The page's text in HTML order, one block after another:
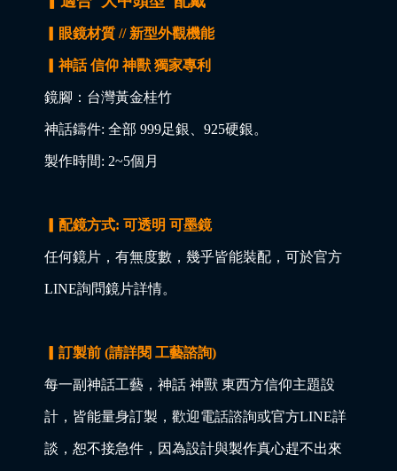
▎眼鏡材質 // 新型外觀機能
▎神話 信仰 神獸 獨家專利
鏡腳：台灣黃金桂竹
神話鑄件: 全部 999足銀、925硬銀。
製作時間: 2~5個月
▎配鏡方式: 可透明 可墨鏡
任何鏡片，有無度數，幾乎皆能裝配，可於官方
LINE詢問鏡片詳情。
▎訂製前 (請詳閱 工藝諮詢)
每一副神話工藝，神話 神獸 東西方信仰主題設
計，皆能量身訂製，歡迎電話諮詢或官方LINE詳
談，恕不接急件，因為設計與製作真心趕不出來